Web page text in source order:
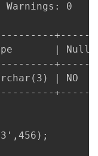
0
+------
| Null |
+------
varchar(3) |
+------